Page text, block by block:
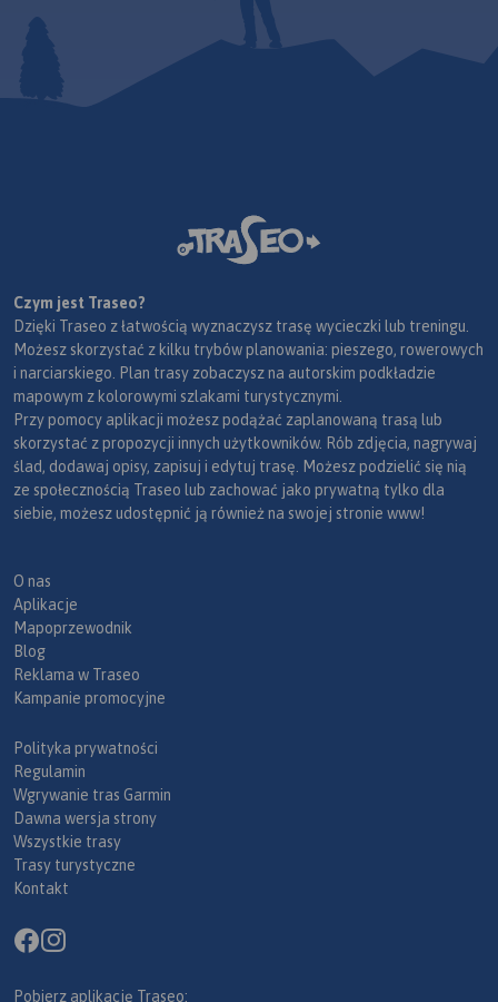
Czym jest Traseo?
Dzięki Traseo z łatwością wyznaczysz trasę wycieczki lub treningu.
Możesz skorzystać z kilku trybów planowania: pieszego, rowerowych
i narciarskiego. Plan trasy zobaczysz na autorskim podkładzie
mapowym z kolorowymi szlakami turystycznymi.
Przy pomocy aplikacji możesz podążać zaplanowaną trasą lub
skorzystać z propozycji innych użytkowników. Rób zdjęcia, nagrywaj
ślad, dodawaj opisy, zapisuj i edytuj trasę. Możesz podzielić się nią
ze społecznością Traseo lub zachować jako prywatną tylko dla
siebie, możesz udostępnić ją również na swojej stronie www!
O nas
Aplikacje
Mapoprzewodnik
Blog
Reklama w Traseo
Kampanie promocyjne
Polityka prywatności
Regulamin
Wgrywanie tras Garmin
Dawna wersja strony
Wszystkie trasy
Trasy turystyczne
Kontakt
Pobierz aplikację Traseo: